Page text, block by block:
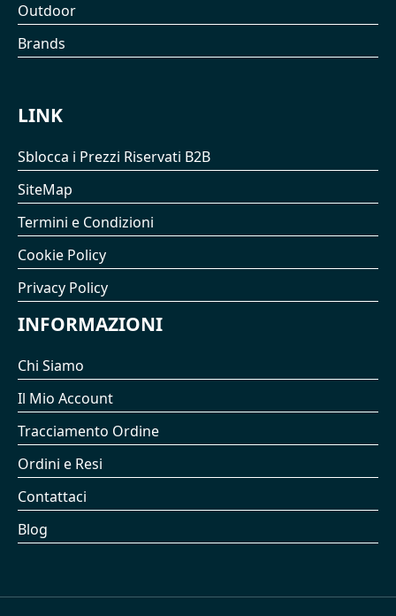
Outdoor
Brands
LINK
Sblocca i Prezzi Riservati B2B
SiteMap
Termini e Condizioni
Cookie Policy
Privacy Policy
INFORMAZIONI
Chi Siamo
Il Mio Account
Tracciamento Ordine
Ordini e Resi
Contattaci
Blog